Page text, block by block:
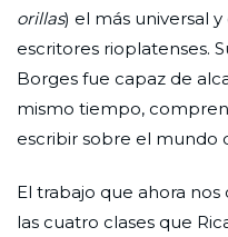
orillas) el más universal
escritores rioplatenses.
Borges fue capaz de
mismo tiempo,
escribir sobre el mundo
El trabajo que ahora
las cuatro clases que